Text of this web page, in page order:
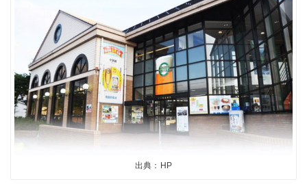
出典：HP